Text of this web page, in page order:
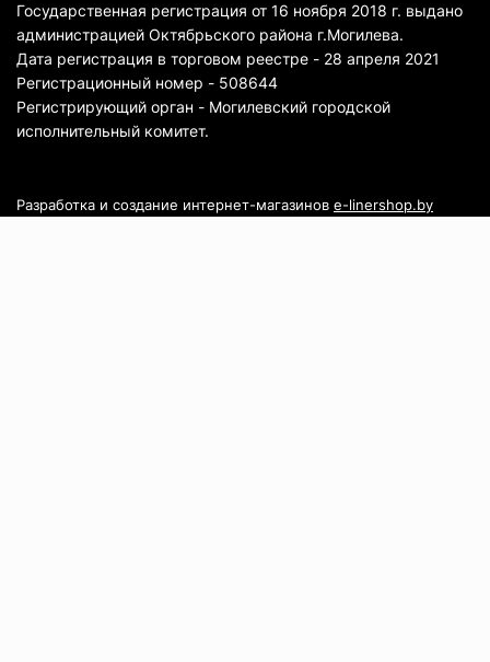
Государственная регистрация от 16 ноября 2018 г. выдано
администрацией Октябрьского района г.Могилева.
Дата регистрация в торговом реестре - 28 апреля 2021
Регистрационный номер - 508644
Регистрирующий орган - Могилевский городской
исполнительный комитет.
Разработка и создание интернет-магазинов e-linershop.by